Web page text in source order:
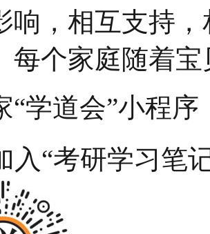
响，相互支持
每个家庭随着
“学道会”小程序
入“考研学习笔